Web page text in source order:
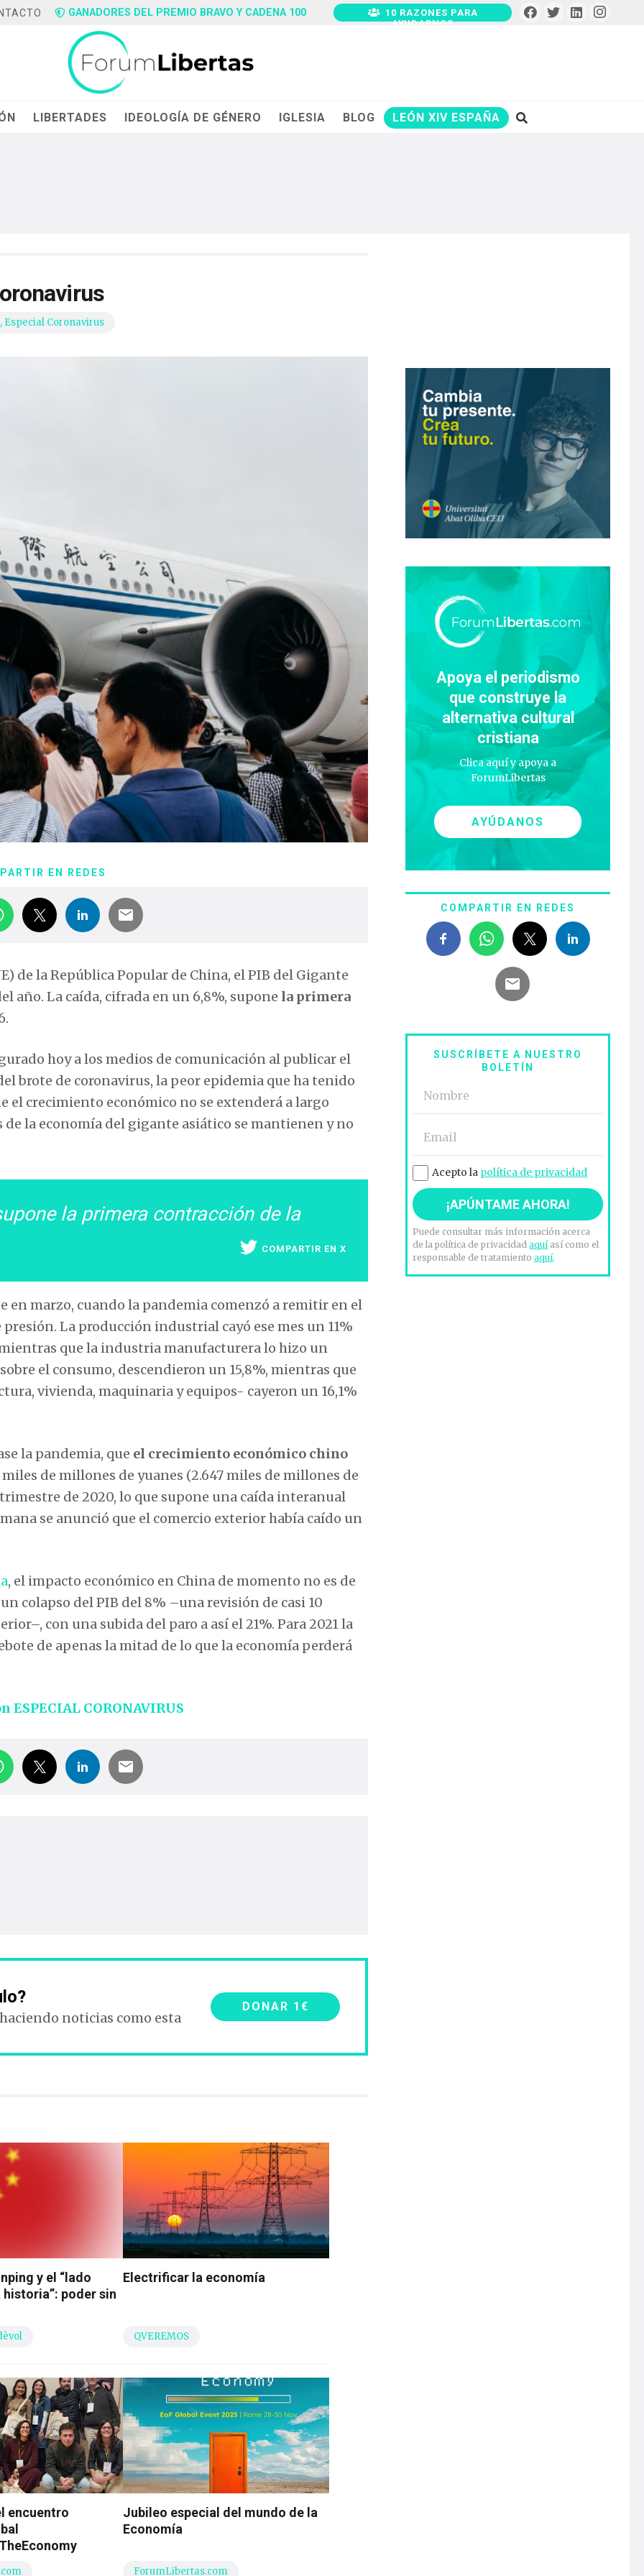
GANADORES DEL PREMIO BRAVO Y CADENA 100
10 RAZONES PARA
AYUDARNOS
LIBERTADES IDEOLOGÍA DE GÉNERO IGLESIA BLOG LEÓN XIV ESPAÑA
, Especial Coronavirus
EN REDES
de la República Popular de China, el PIB del Gigante
año. La caída, cifrada en un 6,8%, supone la primera
hoy a los medios de comunicación al publicar el
brote de coronavirus, la peor epidemia que ha tenido
el crecimiento económico no se extenderá a largo
la economía del gigante asiático se mantienen y no
la primera contracción de la
COMPARTIR EN X
en marzo, cuando la pandemia comenzó a remitir en el
La producción industrial cayó ese mes un 11%
que la industria manufacturera lo hizo un
el consumo, descendieron un 15,8%, mientras que
vivienda, maquinaria y equipos- cayeron un 16,1%
la pandemia, que el crecimiento económico chino
miles de millones de yuanes (2.647 miles de millones de
de 2020, lo que supone una caída interanual
se anunció que el comercio exterior había caído un
, el impacto económico en China de momento no es de
colapso del PIB del 8% –una revisión de casi 10
con una subida del paro a así el 21%. Para 2021 la
de apenas la mitad de lo que la economía perderá
CORONAVIRUS
noticias como esta
DONAR 1€
y el “lado
poder sin
Electrificar la economía
QVEREMOS
encuentro
Jubileo especial del mundo de la
Economía
ForumLibertas.com
Apoya el periodismo
que construye la
alternativa cultural
cristiana
Clica aquí y apoya a
ForumLibertas
AYÚDANOS
COMPARTIR EN REDES
SUSCRÍBETE A NUESTRO
BOLETÍN
Acepto la política de privacidad
Puede consultar más información acerca
de la política de privacidadaquíasí como el
responsable de tratamientoaquí.